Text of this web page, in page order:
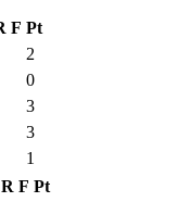
F Pt
2
0
3
3
1
R F Pt